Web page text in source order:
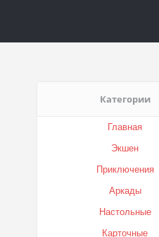
Категории
Главная
Экшен
Приключения
Аркады
Настольные
Карточные